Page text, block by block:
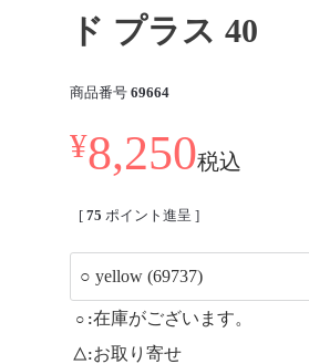
ド プラス 40
商品番号 69664
¥8,250税込
[ 75 ポイント進呈 ]
○ 在庫がございます。
△ お取り寄せ